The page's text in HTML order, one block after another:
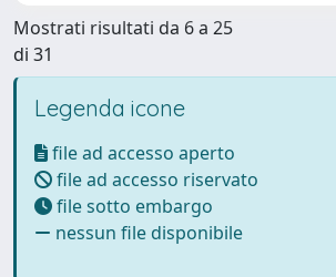
Mostrati risultati da 6 a 25
di 31
Legenda icone
file ad accesso aperto
file ad accesso riservato
file sotto embargo
nessun file disponibile